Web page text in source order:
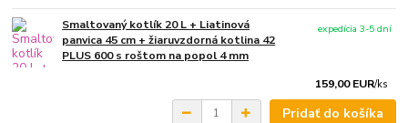
Smaltovaný kotlík 20 L + Liatinová
panvica 45 cm + žiaruvzdorná kotlina 42
PLUS 600 s roštom na popol 4 mm
159,00 EUR/ks
expedícia 3-5 dní
Pridať do košíka